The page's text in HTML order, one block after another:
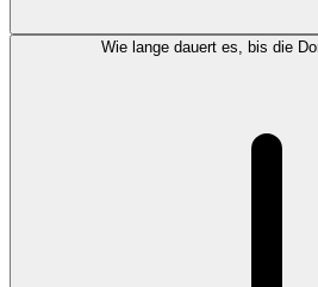
Wie lange dauert es, bis die